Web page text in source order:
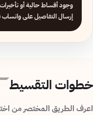
وجود أقساط حالية أو
إرسال التفاصيل على
خطوات التقسيط
اعرف الطريق المختصر من